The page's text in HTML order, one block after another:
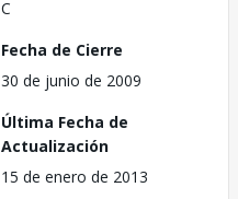
C
Fecha de Cierre
30 de junio de 2009
Última Fecha de
Actualización
15 de enero de 2013